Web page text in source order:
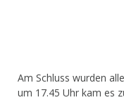
Am Schluss wurden
um 17.45 Uhr kam es